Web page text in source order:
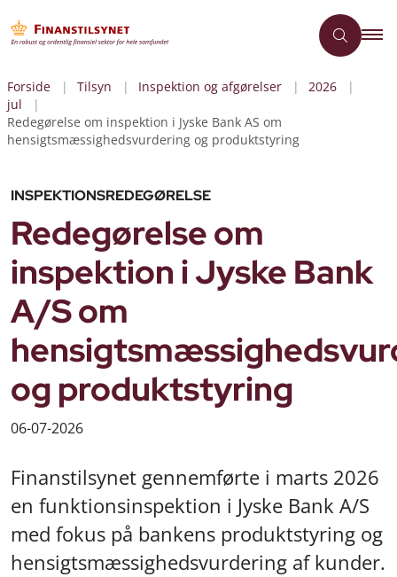
Forside Tilsyn Inspektion og afgørelser
2026
jul
Redegørelse om inspektion i Jyske Bank AS om
hensigtsmæssighedsvurdering og produktstyring
INSPEKTIONSREDEGØRELSE
Redegørelse om
inspektion i Jyske Bank
A/S om
og produktstyring
06-07-2026
Finanstilsynet gennemførte i marts 2026
en funktionsinspektion i Jyske Bank A/S
med fokus på bankens produktstyring og
hensigtsmæssighedsvurdering af kunder.